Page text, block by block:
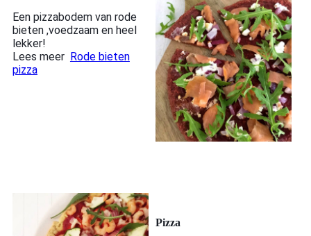
Een pizzabodem van rode
bieten ,voedzaam en heel
lekker!
Lees meer Rode bieten
pizza
Pizza